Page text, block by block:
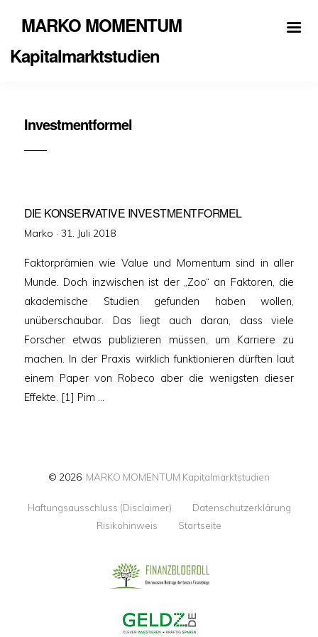
MARKO MOMENTUM
Kapitalmarktstudien
Investmentformel
DIE KONSERVATIVE INVESTMENTFORMEL
Marko · Veröffentlicht
31. Juli 2018
Faktorprämien wie Value und Momentum sind in aller
Munde. Doch inzwischen ist der „Zoo“ an Faktoren, die
akademische Studien gefunden haben wollen,
unüberschaubar. Das liegt auch daran, dass viele
Forscher etwas publizieren müssen, um Karriere zu
machen. In der Praxis wirklich funktionieren dürften laut
einem Paper von Robeco aber die wenigsten dieser
Effekte. [1] Pim …
© 2026 MARKO MOMENTUM Kapitalmarktstudien
Haftungsausschluss (Disclaimer)
Datenschutzerklärung
Risikohinweis
Startseite